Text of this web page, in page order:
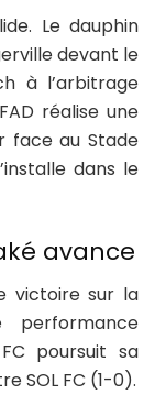
Le dauphin
devant le
à l’arbitrage
réalise une
face au Stade
dans le
avance
victoire sur la
performance
poursuit sa
SOL FC (1-0).